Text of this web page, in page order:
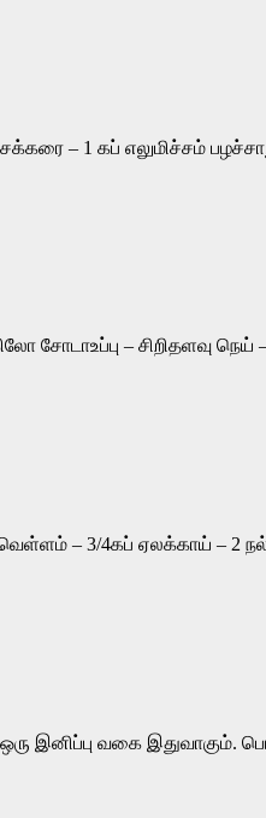
– 1 கப் எலுமிச்சம்
சோடாஉப்பு – சிறிதளவு நெய்
– 3/4கப் ஏலக்காய் – 2
வகை இதுவாகும்.